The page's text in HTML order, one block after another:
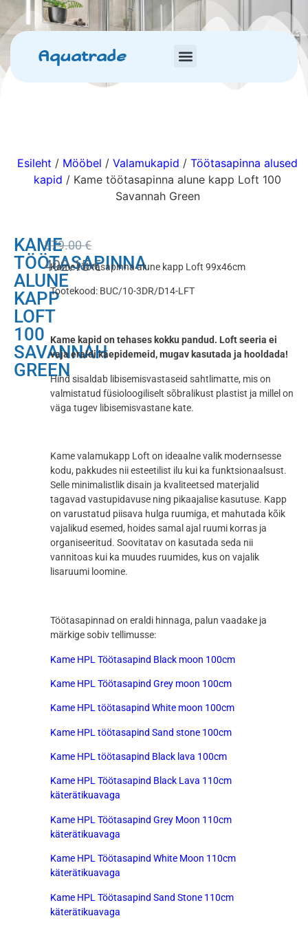
Aquatrade
Esileht / Mööbel / Valamukapid / Töötasapinna alused
kapid / Kame töötasapinna alune kapp Loft 100
Savannah Green
KAME
TÖÖTASAPINNA
ALUNE
KAPP
LOFT
100
SAVANNAH
GREEN
579.00€
492.15€
Kame töötasapinna alune kapp Loft 99x46cm
Tootekood: BUC/10-3DR/D14-LFT
Kame kapid on tehases kokku pandud. Loft seeria ei
vaja eraldi käepidemeid, mugav kasutada ja hooldada!
Hind sisaldab libisemisvastaseid sahtlimatte, mis on
valmistatud füsioloogiliselt sõbralikust plastist ja millel on
väga tugev libisemisvastane kate.
Kame valamukapp Loft on ideaalne valik modernsesse
kodu, pakkudes nii esteetilist ilu kui ka funktsionaalsust.
Selle minimalistlik disain ja kvaliteetsed materjalid
tagavad vastupidavuse ning pikaajalise kasutuse. Kapp
on varustatud piisava hulga ruumiga, et mahutada kõik
vajalikud esemed, hoides samal ajal ruumi korras ja
organiseeritud. Soovitatav on kasutada seda nii
vannitoas kui ka muudes ruumides, kus on vajalik
lisaruumi loomine.
Töötasapinnad on eraldi hinnaga, palun vaadake ja
märkige sobiv tellimusse:
Kame HPL Töötasapind Black moon 100cm
Kame HPL Töötasapind Grey moon 100cm
Kame HPL töötasapind White moon 100cm
Kame HPL töötasapind Sand stone 100cm
Kame HPL töötasapind Black lava 100cm
Kame HPL Töötasapind Black Lava 110cm
käterätikuavaga
Kame HPL Töötasapind Grey Moon 110cm
käterätikuavaga
Kame HPL Töötasapind White Moon 110cm
käterätikuavaga
Kame HPL Töötasapind Sand Stone 110cm
käterätikuavaga